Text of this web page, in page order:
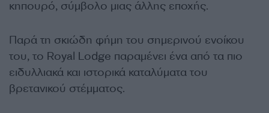
κηπουρό, σύμβολο μιας άλλης εποχής.
Παρά τη σκιώδη φήμη του σημερινού ενοίκου
του, το Royal Lodge παραμένει ένα από τα πιο
ειδυλλιακά και ιστορικά καταλύματα του
βρετανικού στέμματος.